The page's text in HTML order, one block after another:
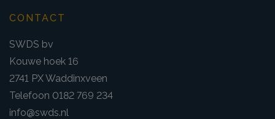
CONTACT
SWDS bv
Kouwe hoek 16
2741 PX Waddinxveen
Telefoon 0182 769 234
info@swds.nl